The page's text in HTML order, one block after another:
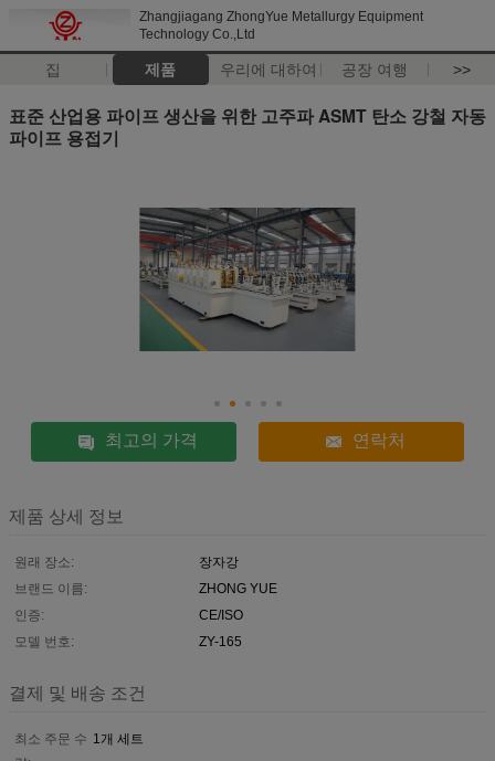
Zhangjiagang ZhongYue Metallurgy Equipment
Technology Co.,Ltd
집 제품 우리에 대하여 공장 여행 >>
표준 산업용 파이프 생산을 위한 고주파 ASMT 탄소 강철 자동
파이프 용접기
최고의 가격 연락처
제품 상세 정보
원래 장소:
장자강
브랜드 이름:
ZHONG YUE
인증:
CE/ISO
모델 번호:
ZY-165
결제 및 배송 조건
최소 주문 수 1개 세트